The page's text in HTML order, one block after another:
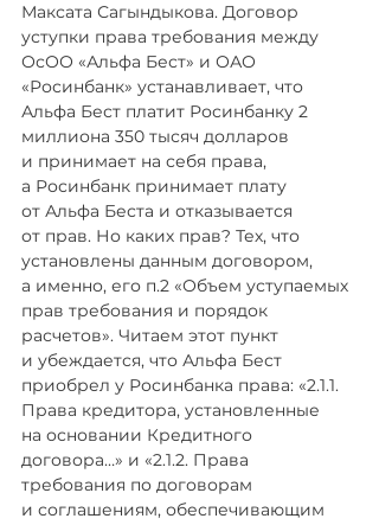
Максата Сагындыкова. Договор
уступки права требования между
ОсОО «Альфа Бест» и ОАО
«Росинбанк» устанавливает, что
Альфа Бест платит Росинбанку 2
миллиона 350 тысяч долларов
и принимает на себя права,
а Росинбанк принимает плату
от Альфа Беста и отказывается
от прав. Но каких прав? Тех, что
установлены данным договором,
а именно, его п.2 «Объем уступаемых
прав требования и порядок
расчетов». Читаем этот пункт
и убеждается, что Альфа Бест
приобрел у Росинбанка права: «2.1.1.
Права кредитора, установленные
на основании Кредитного
договора…» и «2.1.2. Права
требования по договорам
и соглашениям, обеспечивающим